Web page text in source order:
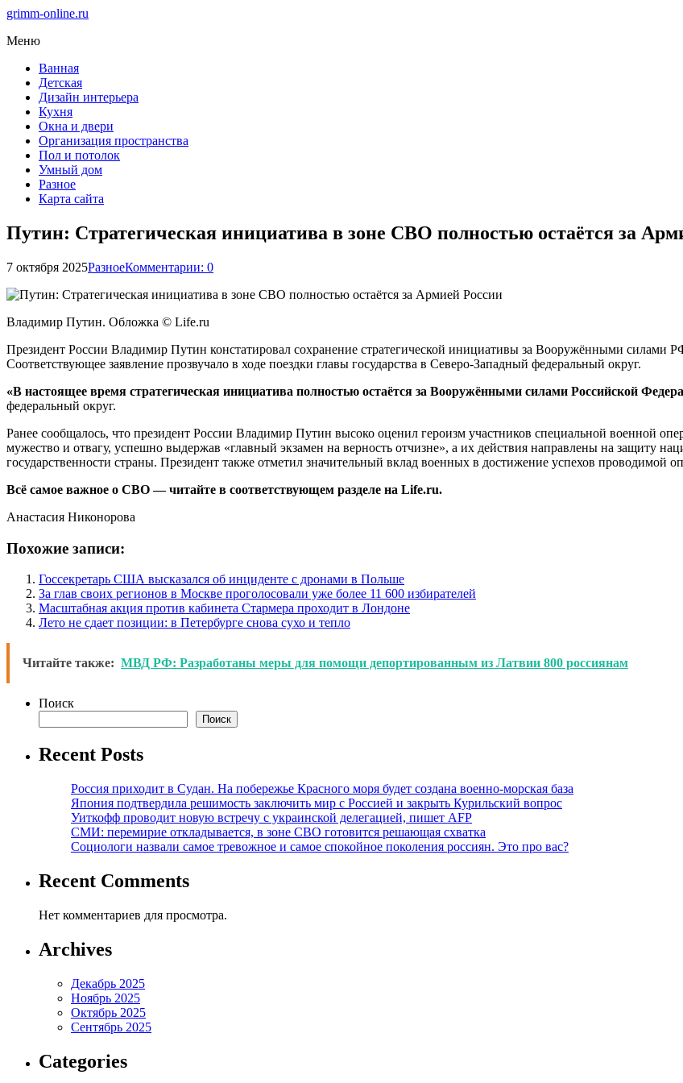
grimm-online.ru
Меню
Ванная
Детская
Дизайн интерьера
Кухня
Окна и двери
Организация пространства
Пол и потолок
Умный дом
Разное
Карта сайта
Путин: Стратегическая инициатива в зоне СВО полностью остаётся за
7 октября 2025РазноеКомментарии: 0
Владимир Путин. Обложка © Life.ru
Президент России Владимир Путин констатировал сохранение стратегической инициативы за Вооружёнными силами
Соответствующее заявление прозвучало в ходе поездки главы государства в Северо-Западный федеральный округ.
«В настоящее время стратегическая инициатива полностью остаётся за Вооружёнными силами Российской
федеральный округ.
Ранее сообщалось, что президент России Владимир Путин высоко оценил героизм участников специальной военной
мужество и отвагу, успешно выдержав «главный экзамен на верность отчизне», а их действия направлены на защиту
государственности страны. Президент также отметил значительный вклад военных в достижение успехов проводимой
Всё самое важное о СВО — читайте в соответствующем разделе на Life.ru.
Анастасия Никонорова
Похожие записи:
Госсекретарь США высказался об инциденте с дронами в Польше
За глав своих регионов в Москве проголосовали уже более 11 600 избирателей
Масштабная акция против кабинета Стармера проходит в Лондоне
Лето не сдает позиции: в Петербурге снова сухо и тепло
Читайте также: МВД РФ: Разработаны меры для помощи депортированным из Латвии 800 россиянам
Поиск
Поиск
Recent Posts
Россия приходит в Судан. На побережье Красного моря будет создана военно-морская база
Япония подтвердила решимость заключить мир с Россией и закрыть Курильский вопрос
Уиткофф проводит новую встречу с украинской делегацией, пишет AFP
СМИ: перемирие откладывается, в зоне СВО готовится решающая схватка
Социологи назвали самое тревожное и самое спокойное поколения россиян. Это про вас?
Recent Comments
Нет комментариев для просмотра.
Archives
Декабрь 2025
Ноябрь 2025
Октябрь 2025
Сентябрь 2025
Categories